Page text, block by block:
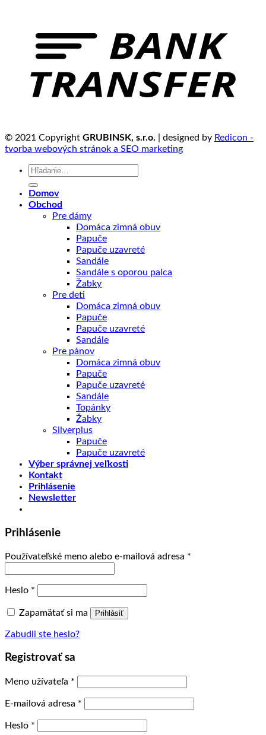
© 2021 Copyright GRUBINSK, s.r.o. | designed by Redicon -
tvorba webových stránok a SEO marketing
Hľadať:
Domov
Obchod
Pre dámy
Domáca zimná obuv
Papuče
Papuče uzavreté
Sandále
Sandále s oporou palca
Žabky
Pre deti
Domáca zimná obuv
Papuče
Papuče uzavreté
Sandále
Pre pánov
Domáca zimná obuv
Papuče
Papuče uzavreté
Sandále
Topánky
Žabky
Silverplus
Papuče
Papuče uzavreté
Výber správnej veľkosti
Kontakt
Prihlásenie
Newsletter
Prihlásenie
Používateľské meno alebo e-mailová adresa *
Heslo *
Zapamätať si ma Prihlásiť
Zabudli ste heslo?
Registrovať sa
Meno užívateľa *
E-mailová adresa *
Heslo *